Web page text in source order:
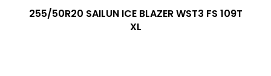
255/50R20 SAILUN ICE BLAZER WST3 FS 109T
XL